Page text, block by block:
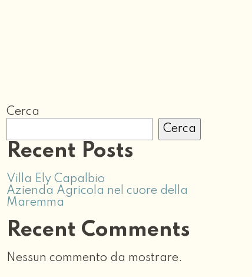
Cerca
Cerca
Recent Posts
Villa Ely Capalbio
Azienda Agricola nel cuore della
Maremma
Recent Comments
Nessun commento da mostrare.